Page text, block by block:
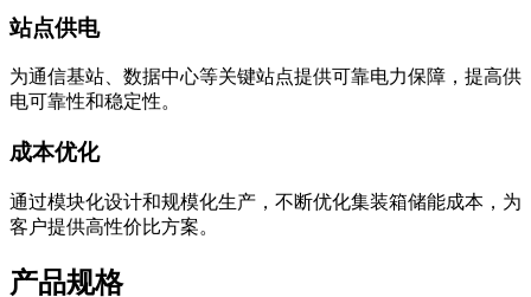
站点供电
为通信基站、数据中心等关键站点提供可靠电力保障，提高供
电可靠性和稳定性。
成本优化
通过模块化设计和规模化生产，不断优化集装箱储能成本，为
客户提供高性价比方案。
产品规格